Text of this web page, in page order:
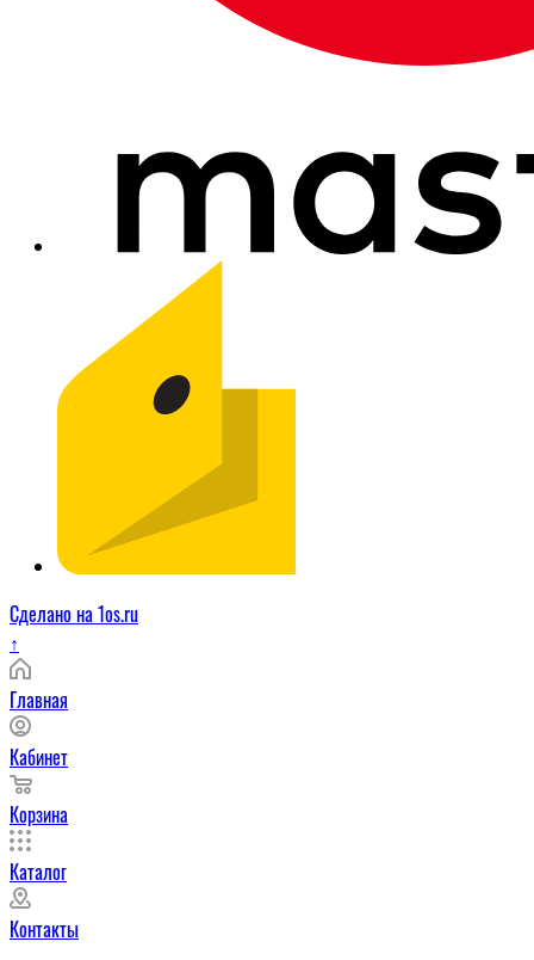
Сделано на 1os.ru
↑
Главная
Кабинет
Корзина
Каталог
Контакты